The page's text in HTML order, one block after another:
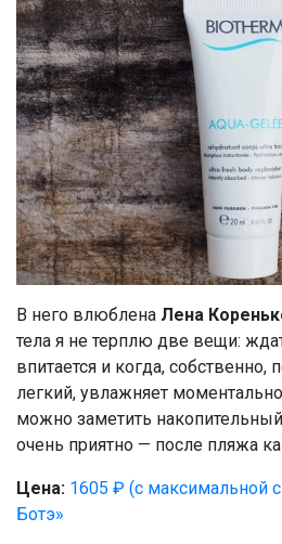
В него влюблена Лена
тела я не терплю две вещи:
впитается и когда, собственно,
легкий, увлажняет
можно заметить
очень приятно — после пляжа
Цена: 1605 ₽ (с максимальной
Ботэ»